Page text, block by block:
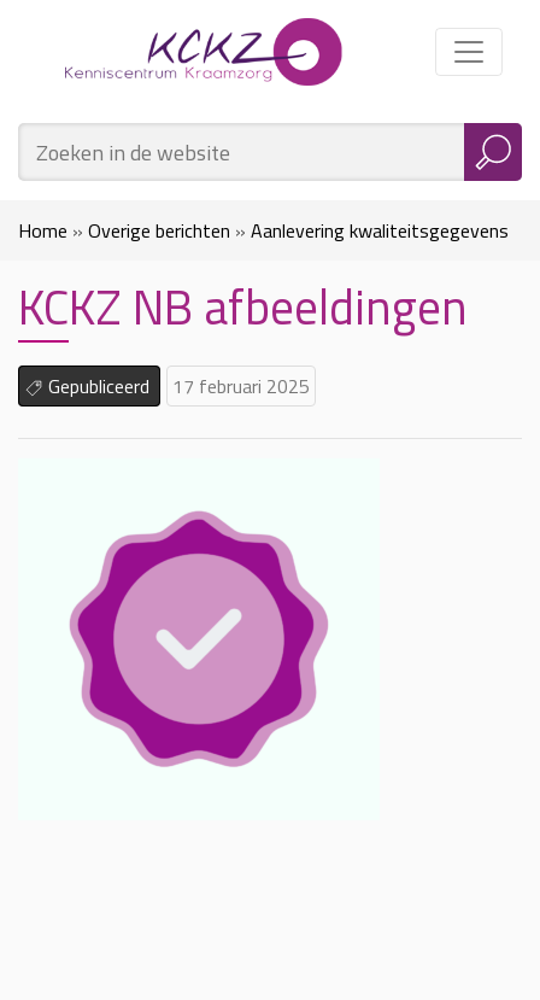
Home » Overige berichten » Aanlevering kwaliteitsgegevens
voor kraamzorg over 2024: Informatie voor zzp’ers
NB afbeeldingen
KCKZ NB afbeeldingen
Gepubliceerd 17 februari 2025